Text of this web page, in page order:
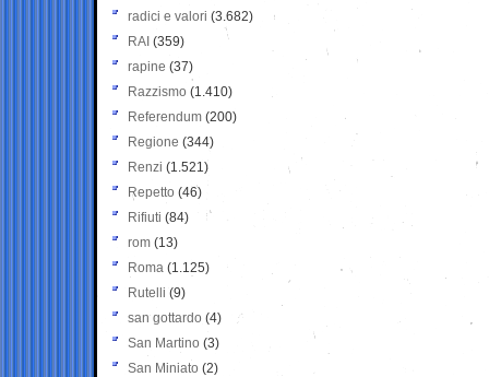
radici e valori (3.682)
RAI (359)
rapine (37)
Razzismo (1.410)
Referendum (200)
Regione (344)
Renzi (1.521)
Repetto (46)
Rifiuti (84)
rom (13)
Roma (1.125)
Rutelli (9)
san gottardo (4)
San Martino (3)
San Miniato (2)